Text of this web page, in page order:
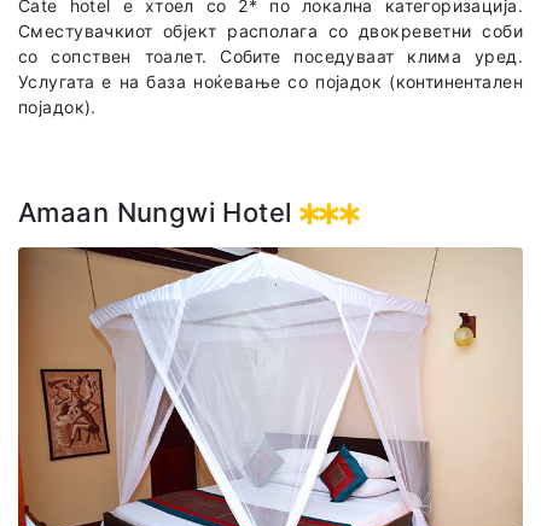
Cate hotel е хтоел со 2* по локална категоризација.
Сместувачкиот објект располага со двокреветни соби
со сопствен тоалет. Собите поседуваат клима уред.
Услугата е на база ноќевање со појадок (континентален
појадок).
Amaan Nungwi Hotel